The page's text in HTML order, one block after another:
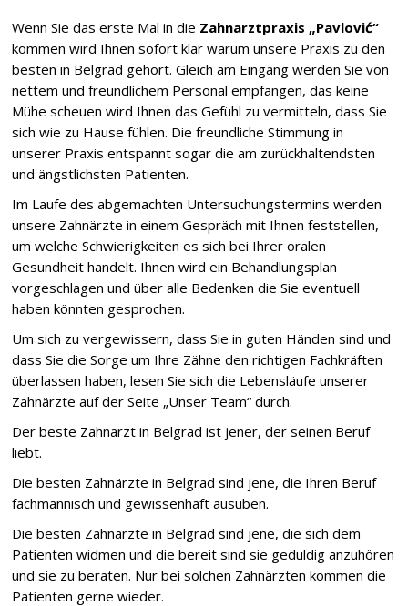
Wenn Sie das erste Mal in die Zahnarztpraxis „Pavlović“
kommen wird Ihnen sofort klar warum unsere Praxis zu den
besten in Belgrad gehört. Gleich am Eingang werden Sie von
nettem und freundlichem Personal empfangen, das keine
Mühe scheuen wird Ihnen das Gefühl zu vermitteln, dass Sie
sich wie zu Hause fühlen. Die freundliche Stimmung in
unserer Praxis entspannt sogar die am zurückhaltendsten
und ängstlichsten Patienten.
Im Laufe des abgemachten Untersuchungstermins werden
unsere Zahnärzte in einem Gespräch mit Ihnen feststellen,
um welche Schwierigkeiten es sich bei Ihrer oralen
Gesundheit handelt. Ihnen wird ein Behandlungsplan
vorgeschlagen und über alle Bedenken die Sie eventuell
haben könnten gesprochen.
Um sich zu vergewissern, dass Sie in guten Händen sind und
dass Sie die Sorge um Ihre Zähne den richtigen Fachkräften
überlassen haben, lesen Sie sich die Lebensläufe unserer
Zahnärzte auf der Seite „Unser Team“ durch.
Der beste Zahnarzt in Belgrad ist jener, der seinen Beruf
liebt.
Die besten Zahnärzte in Belgrad sind jene, die Ihren Beruf
fachmännisch und gewissenhaft ausüben.
Die besten Zahnärzte in Belgrad sind jene, die sich dem
Patienten widmen und die bereit sind sie geduldig anzuhören
und sie zu beraten. Nur bei solchen Zahnärzten kommen die
Patienten gerne wieder.